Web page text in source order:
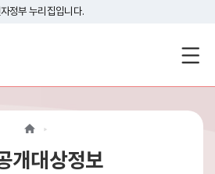
정부 누리집입니다.
개대상정보